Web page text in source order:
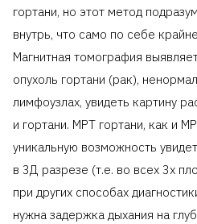
гортани, но этот метод
внутрь, что само по себе
Магнитная томография
опухоль гортани (рак),
лимфоузлах, увидеть картину
и гортани. МРТ гортани, как и
уникальную возможность
в 3Д разрезе (т.е. во всех 3х
при других способах
нужна задержка дыхания на